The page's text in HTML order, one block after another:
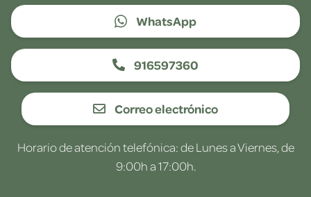
WhatsApp
916597360
Correo electrónico
Horario de atención telefónica: de Lunes a Viernes, de
9:00h a 17:00h.